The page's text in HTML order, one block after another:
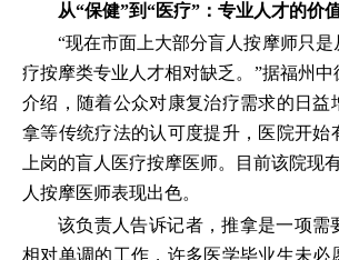
从“保健”到“医疗”：专业人才的价
“现在市面上大部分盲人按摩师只
疗按摩类专业人才相对缺乏。”据福州中
介绍，随着公众对康复治疗需求的日益
拿等传统疗法的认可度提升，医院开始
上岗的盲人医疗按摩医师。目前该院现
人按摩医师表现出色。
该负责人告诉记者，推拿是一项需
相对单调的工作，许多医学毕业生未必